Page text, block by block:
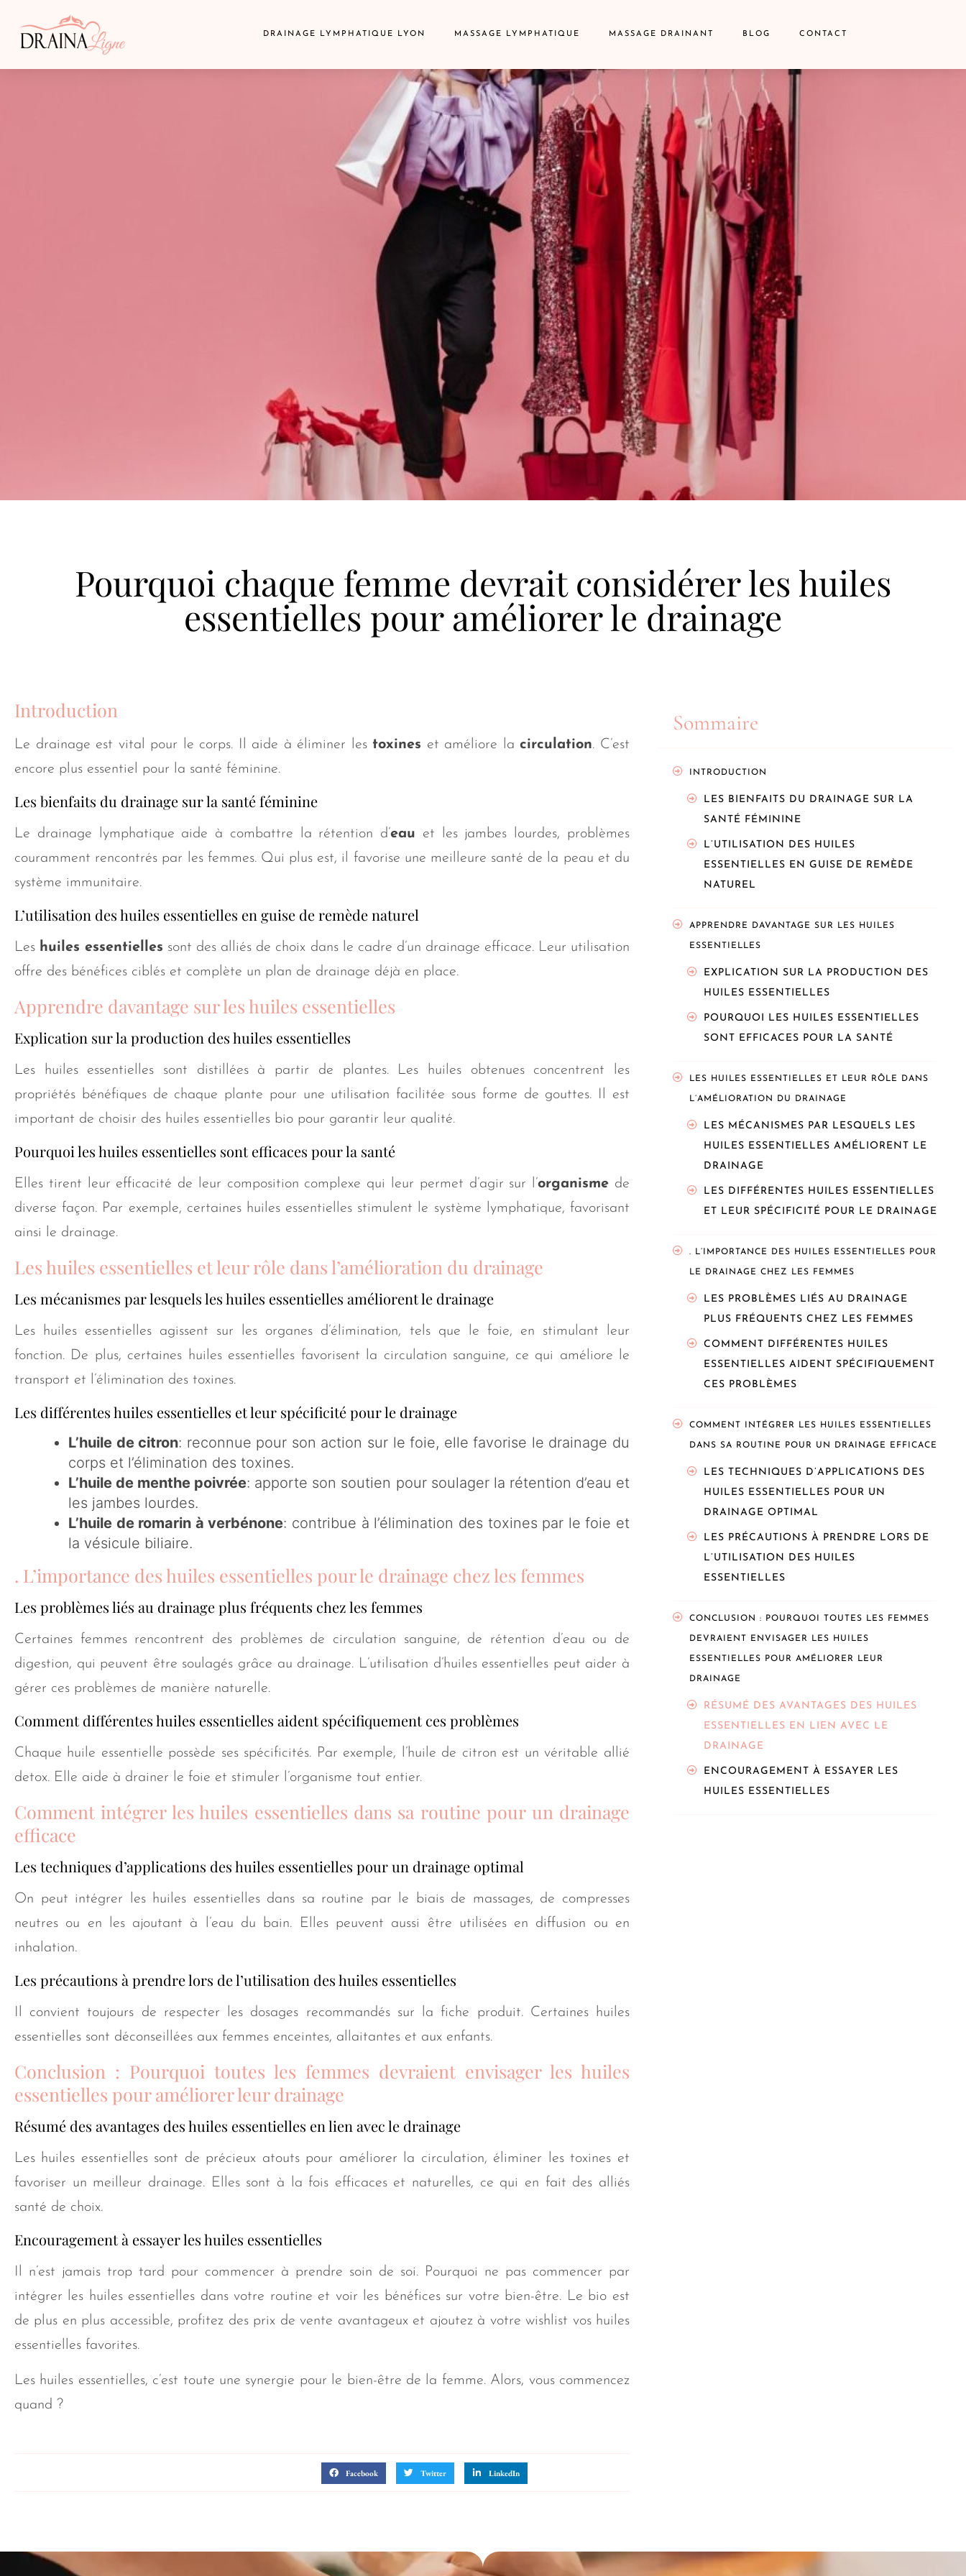
DRAINAGE LYMPHATIQUE LYON MASSAGE LYMPHATIQUE MASSAGE DRAINANT BLOG CONTACT
Pourquoi chaque femme devrait considérer les huiles
essentielles pour améliorer le drainage
Introduction
Le drainage est vital pour le corps. Il aide à éliminer les toxines et améliore lacirculation. C’est
encore plus essentiel pour la santé féminine.
Les bienfaits du drainage sur la santé féminine
Le drainage lymphatique aide à combattre la rétention d’eau et les jambes lourdes, problèmes
couramment rencontrés par les femmes. Qui plus est, il favorise une meilleure santé de la peau et du
système immunitaire.
L’utilisation des huiles essentielles en guise de remède naturel
Les huiles essentielles sont des alliés de choix dans le cadre d’un drainage efficace. Leur utilisation
offre des bénéfices ciblés et complète un plan de drainage déjà en place.
Apprendre davantage sur les huiles essentielles
Explication sur la production des huiles essentielles
Les huiles essentielles sont distillées à partir de plantes. Les huiles obtenues concentrent les
propriétés bénéfiques de chaque plante pour une utilisation facilitée sous forme de gouttes. Il est
important de choisir des huiles essentielles bio pour garantir leur qualité.
Pourquoi les huiles essentielles sont efficaces pour la santé
Elles tirent leur efficacité de leur composition complexe qui leur permet d’agir sur l’organisme de
diverse façon. Par exemple, certaines huiles essentielles stimulent le système lymphatique, favorisant
ainsi le drainage.
Les huiles essentielles et leur rôle dans l’amélioration du drainage
Les mécanismes par lesquels les huiles essentielles améliorent le drainage
Les huiles essentielles agissent sur les organes d’élimination, tels que le foie, en stimulant leur
fonction. De plus, certaines huiles essentielles favorisent la circulation sanguine, ce qui améliore le
transport et l’élimination des toxines.
Les différentes huiles essentielles et leur spécificité pour le drainage
L’huile de citron: reconnue pour son action sur le foie, elle favorise le drainage du
corps et l’élimination des toxines.
L’huile de menthe poivrée: apporte son soutien pour soulager la rétention d’eau et
les jambes lourdes.
L’huile de romarin à verbénone: contribue à l’élimination des toxines par le foie et
la vésicule biliaire.
. L’importance des huiles essentielles pour le drainage chez les femmes
Les problèmes liés au drainage plus fréquents chez les femmes
Certaines femmes rencontrent des problèmes de circulation sanguine, de rétention d’eau ou de
digestion, qui peuvent être soulagés grâce au drainage. L’utilisation d’huiles essentielles peut aider à
gérer ces problèmes de manière naturelle.
Comment différentes huiles essentielles aident spécifiquement ces problèmes
Chaque huile essentielle possède ses spécificités. Par exemple, l’huile de citron est un véritable allié
detox. Elle aide à drainer le foie et stimuler l’organisme tout entier.
Comment intégrer les huiles essentielles dans sa routine pour un drainage
efficace
Les techniques d’applications des huiles essentielles pour un drainage optimal
On peut intégrer les huiles essentielles dans sa routine par le biais de massages, de compresses
neutres ou en les ajoutant à l’eau du bain. Elles peuvent aussi être utilisées en diffusion ou en
inhalation.
Les précautions à prendre lors de l’utilisation des huiles essentielles
Il convient toujours de respecter les dosages recommandés sur la fiche produit. Certaines huiles
essentielles sont déconseillées aux femmes enceintes, allaitantes et aux enfants.
Conclusion : Pourquoi toutes les femmes devraient envisager les huiles
essentielles pour améliorer leur drainage
Résumé des avantages des huiles essentielles en lien avec le drainage
Les huiles essentielles sont de précieux atouts pour améliorer la circulation, éliminer les toxines et
favoriser un meilleur drainage. Elles sont à la fois efficaces et naturelles, ce qui en fait des alliés
santé de choix.
Encouragement à essayer les huiles essentielles
Il n’est jamais trop tard pour commencer à prendre soin de soi. Pourquoi ne pas commencer par
intégrer les huiles essentielles dans votre routine et voir les bénéfices sur votre bien-être. Le bio est
de plus en plus accessible, profitez des prix de vente avantageux et ajoutez à votre wishlist vos huiles
essentielles favorites.
Les huiles essentielles, c’est toute une synergie pour le bien-être de la femme. Alors, vous commencez
quand ?
Facebook Twitter LinkedIn
Sommaire
INTRODUCTION
LES BIENFAITS DU DRAINAGE SUR LA
SANTÉ FÉMININE
L’UTILISATION DES HUILES
ESSENTIELLES EN GUISE DE REMÈDE
NATUREL
APPRENDRE DAVANTAGE SUR LES HUILES
ESSENTIELLES
EXPLICATION SUR LA PRODUCTION DES
HUILES ESSENTIELLES
POURQUOI LES HUILES ESSENTIELLES
SONT EFFICACES POUR LA SANTÉ
LES HUILES ESSENTIELLES ET LEUR RÔLE DANS
L’AMÉLIORATION DU DRAINAGE
LES MÉCANISMES PAR LESQUELS LES
HUILES ESSENTIELLES AMÉLIORENT LE
DRAINAGE
LES DIFFÉRENTES HUILES ESSENTIELLES
ET LEUR SPÉCIFICITÉ POUR LE DRAINAGE
. L’IMPORTANCE DES HUILES ESSENTIELLES POUR
LE DRAINAGE CHEZ LES FEMMES
LES PROBLÈMES LIÉS AU DRAINAGE
PLUS FRÉQUENTS CHEZ LES FEMMES
COMMENT DIFFÉRENTES HUILES
ESSENTIELLES AIDENT SPÉCIFIQUEMENT
CES PROBLÈMES
COMMENT INTÉGRER LES HUILES ESSENTIELLES
DANS SA ROUTINE POUR UN DRAINAGE EFFICACE
LES TECHNIQUES D’APPLICATIONS DES
HUILES ESSENTIELLES POUR UN
DRAINAGE OPTIMAL
LES PRÉCAUTIONS À PRENDRE LORS DE
L’UTILISATION DES HUILES
ESSENTIELLES
CONCLUSION : POURQUOI TOUTES LES FEMMES
DEVRAIENT ENVISAGER LES HUILES
ESSENTIELLES POUR AMÉLIORER LEUR
DRAINAGE
RÉSUMÉ DES AVANTAGES DES HUILES
ESSENTIELLES EN LIEN AVEC LE
DRAINAGE
ENCOURAGEMENT À ESSAYER LES
HUILES ESSENTIELLES